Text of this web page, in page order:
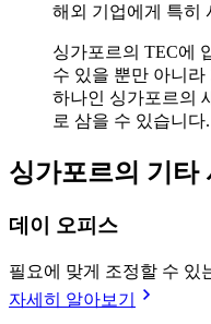
해외 기업에게 특히
싱가포르의 TEC에
수 있을 뿐만 아니
하나인 싱가포르의
로 삼을 수 있습니다.
싱가포르의 기타
데이 오피스
필요에 맞게 조정할 수 있
자세히 알아보기